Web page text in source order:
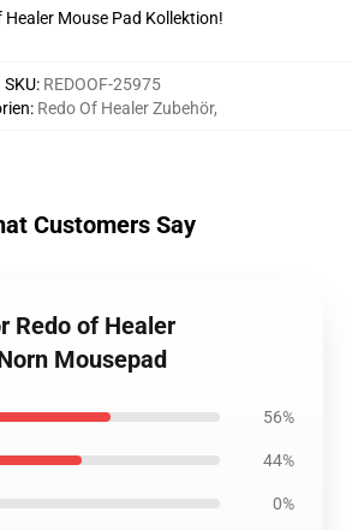
Healer Mouse Pad Kollektion!
SKU: REDOOF-25975
: Redo Of Healer Zubehör,
Customers Say
Redo of Healer
Mousepad
56%
44%
0%